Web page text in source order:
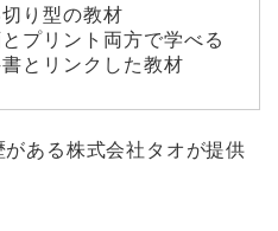
切り型の教材
とプリント両方で学べる
書とリンクした教材
ある株式会社タオが提供